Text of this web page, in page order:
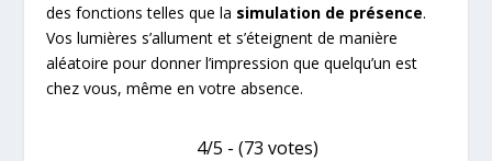
des fonctions telles que la simulation de présence.
Vos lumières s’allument et s’éteignent de manière
aléatoire pour donner l’impression que quelqu’un est
chez vous, même en votre absence.
4/5 - (73 votes)